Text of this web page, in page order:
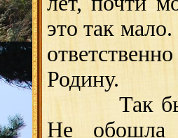
это так
Родину.
Так было
Не